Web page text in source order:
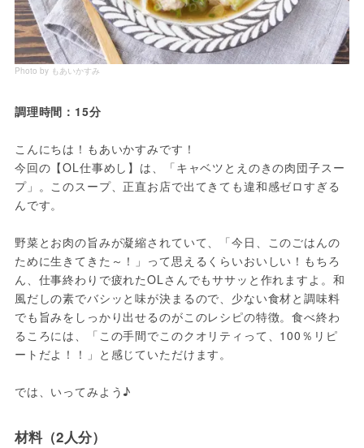
Photo by もあいかすみ
調理時間：15分
こんにちは！もあいかすみです！
今回の【OL仕事めし】は、「キャベツとえのきの肉団子スー
プ」。このスープ、正直お店で出てきても違和感ゼロすぎる
んです。
野菜とお肉の旨みが凝縮されていて、「今日、このごはんの
ために生きてきた～！」って思えるくらいおいしい！もちろ
ん、仕事終わりで疲れたOLさんでもササッと作れますよ。和
風だしの素でバシッと味が決まるので、少ない食材と調味料
でも旨みをしっかり出せるのがこのレシピの特徴。食べ終わ
るころには、「この手間でこのクオリティって、100％リピ
ートだよ！！」と感じていただけます。
では、いってみよう♪
材料（2人分）